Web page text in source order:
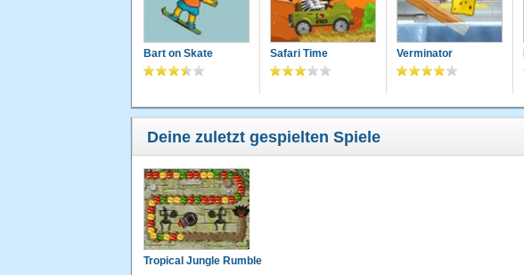
Bart on Skate Safari Time Verminator
Deine zuletzt gespielten Spiele
Tropical Jungle Rumble